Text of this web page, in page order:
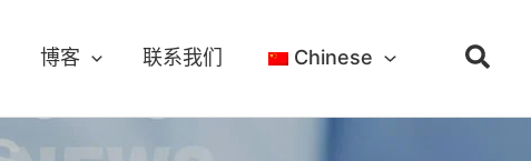
博客 联系我们 Chinese